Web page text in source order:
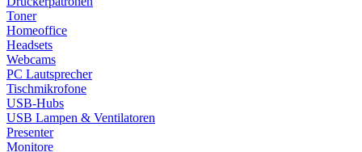
Toner
Homeoffice
Headsets
Webcams
PC Lautsprecher
Tischmikrofone
USB-Hubs
USB Lampen & Ventilatoren
Presenter
Monitore